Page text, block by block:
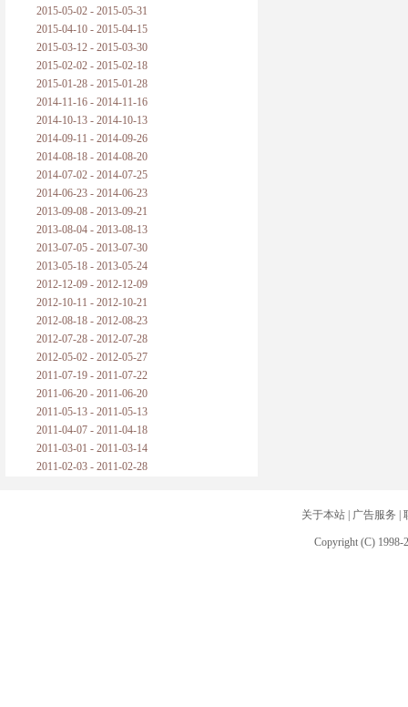
2015-05-02 - 2015-05-31
2015-04-10 - 2015-04-15
2015-03-12 - 2015-03-30
2015-02-02 - 2015-02-18
2015-01-28 - 2015-01-28
2014-11-16 - 2014-11-16
2014-10-13 - 2014-10-13
2014-09-11 - 2014-09-26
2014-08-18 - 2014-08-20
2014-07-02 - 2014-07-25
2014-06-23 - 2014-06-23
2013-09-08 - 2013-09-21
2013-08-04 - 2013-08-13
2013-07-05 - 2013-07-30
2013-05-18 - 2013-05-24
2012-12-09 - 2012-12-09
2012-10-11 - 2012-10-21
2012-08-18 - 2012-08-23
2012-07-28 - 2012-07-28
2012-05-02 - 2012-05-27
2011-07-19 - 2011-07-22
2011-06-20 - 2011-06-20
2011-05-13 - 2011-05-13
2011-04-07 - 2011-04-18
2011-03-01 - 2011-03-14
2011-02-03 - 2011-02-28
关于本站| 广告服务
Copyright (C) 1998-